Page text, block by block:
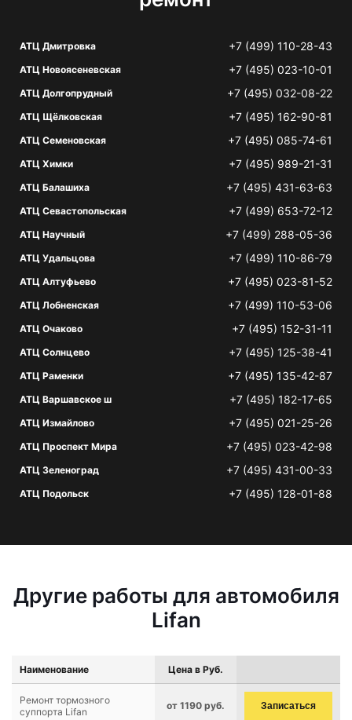
АТЦ Дмитровка +7 (499) 110-28-43
АТЦ Новоясеневская +7 (495) 023-10-01
АТЦ Долгопрудный +7 (495) 032-08-22
АТЦ Щёлковская +7 (495) 162-90-81
АТЦ Семеновская +7 (495) 085-74-61
АТЦ Химки +7 (495) 989-21-31
АТЦ Балашиха +7 (495) 431-63-63
АТЦ Севастопольская +7 (499) 653-72-12
АТЦ Научный +7 (499) 288-05-36
АТЦ Удальцова +7 (499) 110-86-79
АТЦ Алтуфьево +7 (495) 023-81-52
АТЦ Лобненская +7 (499) 110-53-06
АТЦ Очаково +7 (495) 152-31-11
АТЦ Солнцево +7 (495) 125-38-41
АТЦ Раменки +7 (495) 135-42-87
АТЦ Варшавское ш +7 (495) 182-17-65
АТЦ Измайлово +7 (495) 021-25-26
АТЦ Проспект Мира +7 (495) 023-42-98
АТЦ Зеленоград +7 (495) 431-00-33
АТЦ Подольск +7 (495) 128-01-88
Другие работы для автомобиля
Lifan
Наименование Цена в Руб.
Ремонт тормозного
суппорта Lifan
от 1190 руб. Записаться